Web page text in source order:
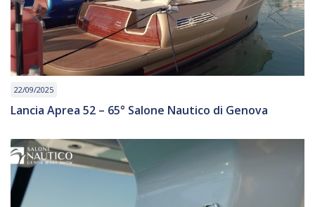
22/09/2025
Lancia Aprea 52 – 65° Salone Nautico di Genova